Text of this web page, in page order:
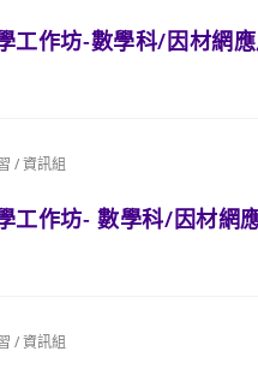
工作坊-數學科/因材網
/資訊組
工作坊- 數學科/因材網
/資訊組